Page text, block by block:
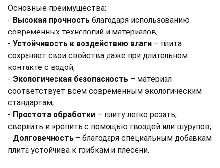
Основные преимущества:
- Высокая прочность благодаря использованию
современных технологий и материалов;
- Устойчивость к воздействию влаги – плита
сохраняет свои свойства даже при длительном
контакте с водой;
- Экологическая безопасность – материал
соответствует всем современным экологическим
стандартам;
- Простота обработки – плиту легко резать,
сверлить и крепить с помощью гвоздей или шурупов;
- Долговечность – благодаря специальным добавкам
плита устойчива к грибкам и плесени.